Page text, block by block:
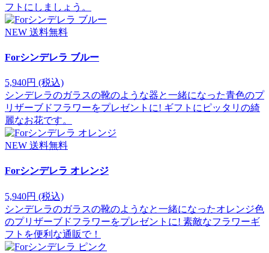
フトにしましょう。
NEW 送料無料
Forシンデレラ ブルー
5,940円 (税込)
シンデレラのガラスの靴のような器と一緒になった青色のプ
リザーブドフラワーをプレゼントに! ギフトにピッタリの綺
麗なお花です。
NEW 送料無料
Forシンデレラ オレンジ
5,940円 (税込)
シンデレラのガラスの靴のようなと一緒になったオレンジ色
のプリザーブドフラワーをプレゼントに! 素敵なフラワーギ
フトを便利な通販で！